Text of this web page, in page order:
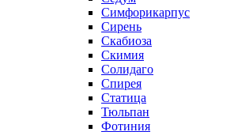
Симфорикарпус
Сирень
Скабиоза
Скимия
Солидаго
Спирея
Статица
Тюльпан
Фотиния